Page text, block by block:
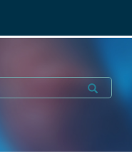
Submit